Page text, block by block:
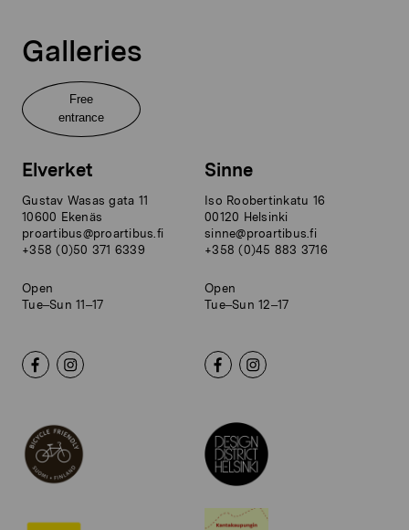
Galleries
Free
entrance
Elverket
Gustav Wasas gata 11
10600 Ekenäs
proartibus@proartibus.fi
+358 (0)50 371 6339
Open
Tue–Sun 11–17
Sinne
Iso Roobertinkatu 16
00120 Helsinki
sinne@proartibus.fi
+358 (0)45 883 3716
Open
Tue–Sun 12–17